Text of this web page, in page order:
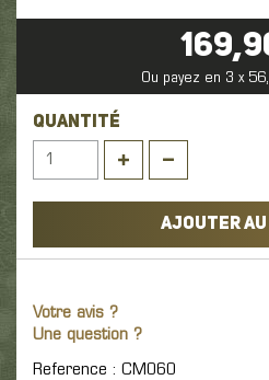
Ou payez en 3 x
QUANTITÉ
AJOUTER AU
Votre avis ?
Une question ?
Reference : CM060